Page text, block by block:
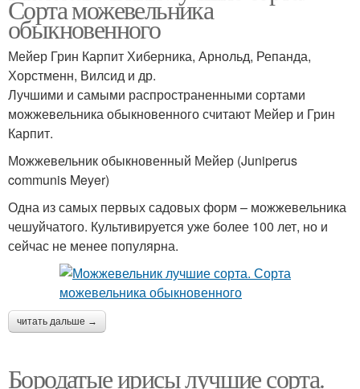
Сорта можевельника
обыкновенного
Мейер Грин Карпит Хиберника, Арнольд, Репанда,
Хорстменн, Вилсид и др.
Лучшими и самыми распространенными сортами
можжевельника обыкновенного считают Мейер и Грин
Карпит.
Можжевельник обыкновенный Мейер (Juniperus
communis Meyer)
Одна из самых первых садовых форм – можжевельника
чешуйчатого. Культивируется уже более 100 лет, но и
сейчас не менее популярна.
читать дальше →
Бородатые ирисы лучшие сорта.